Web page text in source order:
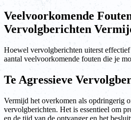
Veelvoorkomende
Vervolgberichten
Hoewel vervolgberichten uiterst
aantal veelvoorkomende fouten die je
Te Agressieve
Vermijd het overkomen als opdringerig
vervolgberichten. Het is essentieel om
en de tijd van de ontvanger en het